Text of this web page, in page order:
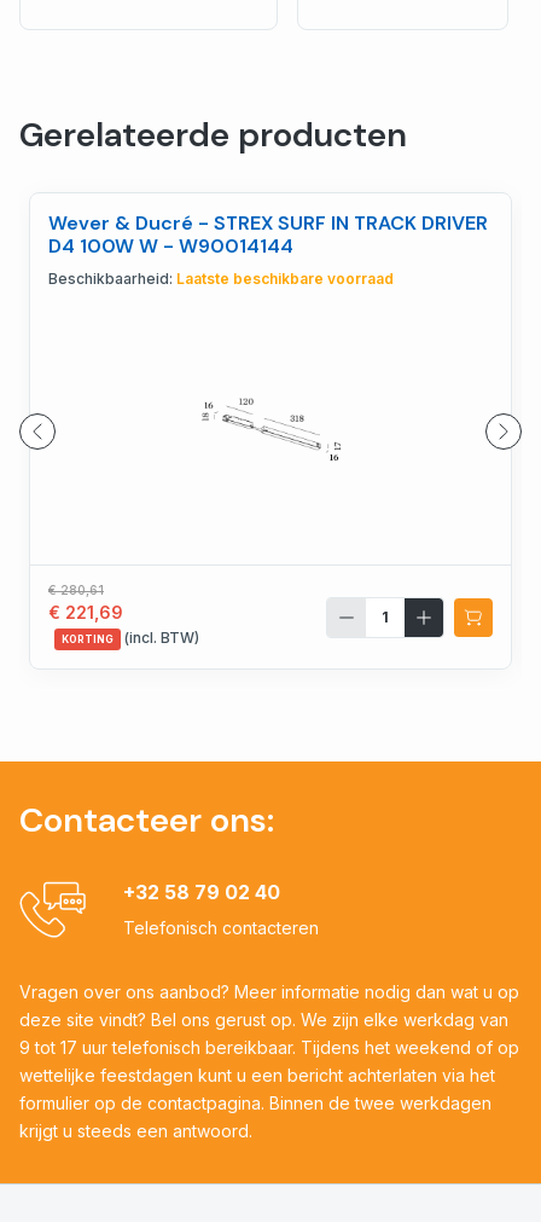
Gerelateerde producten
Wever & Ducré - STREX SURF IN TRACK DRIVER
D4 100W W - W90014144
Beschikbaarheid: Laatste beschikbare voorraad
€ 280,61
€ 221,69
KORTING (incl. BTW)
Contacteer ons:
+32 58 79 02 40
Telefonisch contacteren
Vragen over ons aanbod? Meer informatie nodig dan wat u op
deze site vindt? Bel ons gerust op. We zijn elke werkdag van
9 tot 17 uur telefonisch bereikbaar. Tijdens het weekend of op
wettelijke feestdagen kunt u een bericht achterlaten via het
formulier op de contactpagina. Binnen de twee werkdagen
krijgt u steeds een antwoord.